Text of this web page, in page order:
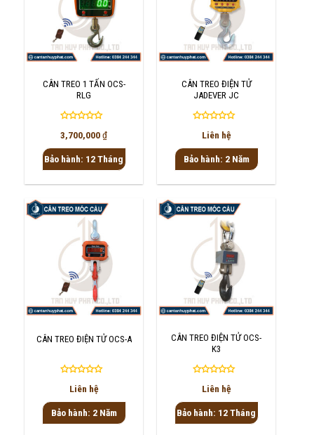
CÂN TREO 1 TẤN OCS-
RLG
Được
xếp
hạng
0
sao
3,700,000₫
Bảo hành: 12 Tháng
CÂN TREO ĐIỆN TỬ
JADEVER JC
Được
hạng
0
sao
Liên hệ
Bảo hành: 2 Năm
CÂN TREO ĐIỆN TỬ OCS-A
Được
hạng
0
Liên hệ
Bảo hành: 2 Năm
CÂN TREO ĐIỆN TỬ OCS-
K3
Được
hạng
0
Liên hệ
Bảo hành: 12 Tháng